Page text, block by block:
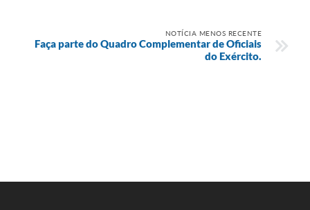
NOTÍCIA MENOS RECENTE
Faça parte do Quadro Complementar de Oficiais
do Exército.